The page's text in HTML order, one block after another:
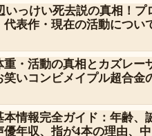
いっけい死去説の真相！プ
表作・現在の活動につい
・活動の真相とカズレー
いコンビメイプル超合金
本情報完全ガイド：年齢、
年収、指が4本の理由、